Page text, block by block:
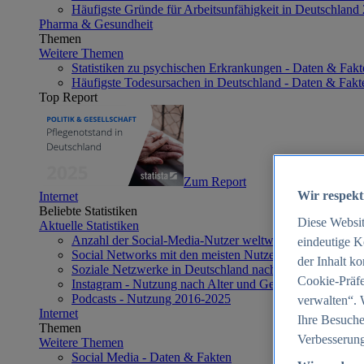
Häufigste Gründe für Arbeitsunfähigkeit in Deutschland
Pharma & Gesundheit
Themen
Weitere Themen
Statistiken zu psychischen Erkrankungen - Daten &
Häufigste Todesursachen in Deutschland - Daten &
Top Report
Zum Report
Internet
Beliebte Statistiken
Aktuelle Statistiken
Anzahl der Social-Media-Nutzer weltweit 2012-2025
Social Networks mit den meisten Nutzern weltweit 2025
Soziale Netzwerke in Deutschland nach Generationen
Instagram - Nutzung nach Alter und Geschlecht in
Podcasts - Nutzung 2016-2025
Internet
Themen
Weitere Themen
Social Media - Daten & Fakten
Wir
Diese
eindeutige
der Inhalt
Cookie-
verwalten“.
Ihre